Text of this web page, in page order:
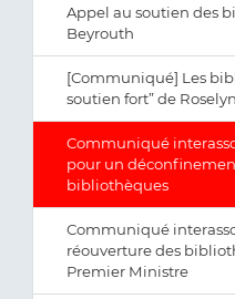
Appel au soutien des
Beyrouth
[Communiqué] Les
soutien fort” de
Communiqué
pour un
bibliothèques
Communiqué
réouverture des
Premier Ministre